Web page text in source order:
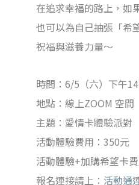
在追求幸福的路上，如
也可以為自己抽張「希
祝福與滋養力量～
時間：6/5（六）下午
地點：線上ZOOM 空間
主題：愛情卡體驗派對
活動體驗費用：350元
活動體驗+加購希望卡
報名連接請上： 活動通